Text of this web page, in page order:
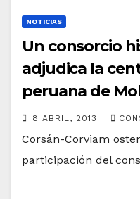
NOTICIAS
Un consorcio
adjudica la
peruana de
8 ABRIL, 2013
Corsán-Corviam
participación del